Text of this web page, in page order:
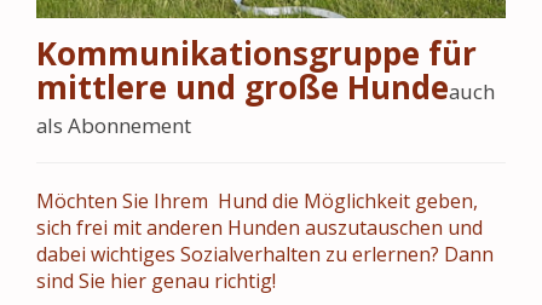
Kommunikationsgruppe für
mittlere und große Hundeauch
als Abonnement
Möchten Sie Ihrem Hund die Möglichkeit geben,
sich frei mit anderen Hunden auszutauschen und
dabei wichtiges Sozialverhalten zu erlernen? Dann
sind Sie hier genau richtig!